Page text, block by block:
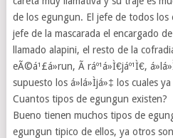
de los egungun. El jefe de todos los
jefe de la mascarada el encargado
llamado alapini, el resto de la
eÃ©á¹£á»run, Ã ráº¹á»Ì€jáº¹Ì€,
supuesto los á»lá»Ìjá»‡ los cuales
Cuantos tipos de egungun existen?
Bueno tienen muchos tipos de
egungun tipico de ellos, ya otros